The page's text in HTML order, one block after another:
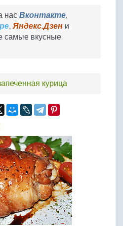
нас Вконтакте,
, Яндекс.Дзен и
самые вкусные
курица